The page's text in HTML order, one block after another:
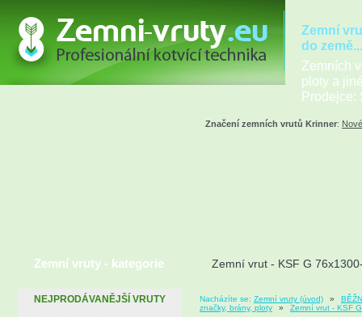
Zemní
do země...
Zemních
ploty a
Prodejce:
Značení zemních vrutů Krinner:
Zemní vrut - KSF G
Nacházíte se: Zemní vruty (úvod) »
značky, brány, ploty
» Zemní vrut - KSF
Zemní vruty - kategorie
NEJPRODÁVANĚJŠÍ VRUTY